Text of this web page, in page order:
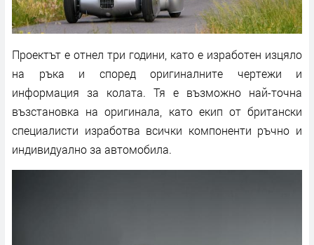
Проектът е отнел три години, като е изработен изцяло
на ръка и според оригиналните чертежи и
информация за колата. Тя е възможно най-точна
възстановка на оригинала, като екип от британски
специалисти изработва всички компоненти ръчно и
индивидуално за автомобила.